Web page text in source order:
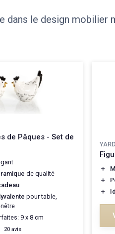
dans le design mobilier
de Pâques - Set de
de qualité
pour table,
9 x 8 cm
20 avis
＋
＋
＋